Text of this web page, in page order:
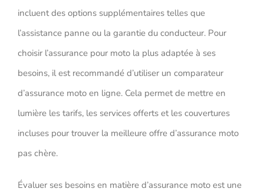
incluent des options supplémentaires telles que
l’assistance panne ou la garantie du conducteur. Pour
choisir l’assurance pour moto la plus adaptée à ses
besoins, il est recommandé d’utiliser un comparateur
d’assurance moto en ligne. Cela permet de mettre en
lumière les tarifs, les services offerts et les couvertures
incluses pour trouver la meilleure offre d’assurance moto
pas chère.
Évaluer ses besoins en matière d’assurance moto est une